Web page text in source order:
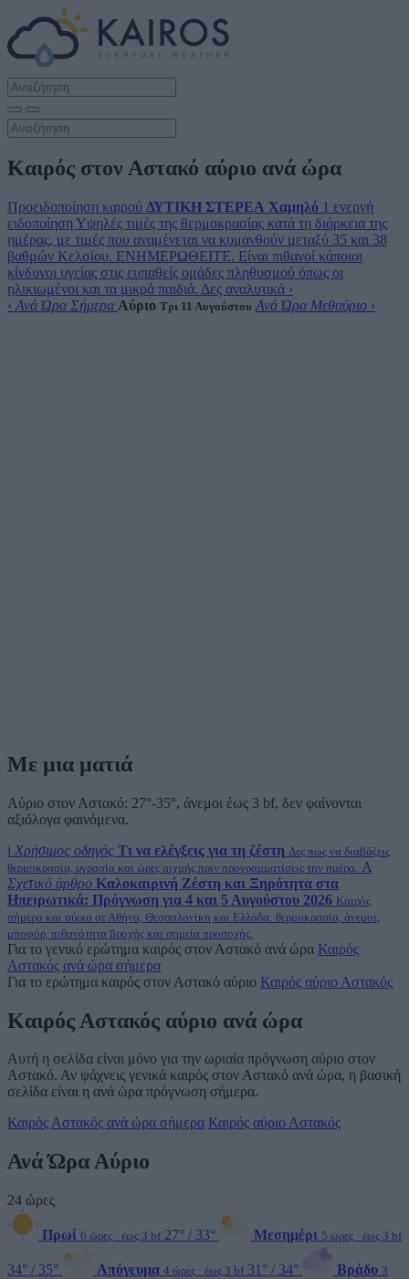
Καιρός στον Αστακό αύριο ανά ώρα
Προειδοποίηση καιρού ΔΥΤΙΚΗ ΣΤΕΡΕΑ Χαμηλό 1 ενεργή
ειδοποίηση Υψηλές τιμές της θερμοκρασίας κατά τη διάρκεια της
ημέρας, με τιμές που αναμένεται να κυμανθούν μεταξύ 35 και 38
βαθμών Κελσίου. ΕΝΗΜΕΡΩΘΕΙΤΕ. Είναι πιθανοί κάποιοι
κίνδυνοι υγείας στις ευπαθείς ομάδες πληθυσμού όπως οι
ηλικιωμένοι και τα μικρά παιδιά. Δες αναλυτικά ›
‹ Ανά Ώρα Σήμερα Αύριο Τρι 11 Αυγούστου Ανά Ώρα Μεθαύριο ›
Με μια ματιά
Αύριο στον Αστακό: 27°-35°, άνεμοι έως 3 bf, δεν φαίνονται
αξιόλογα φαινόμενα.
i Χρήσιμος οδηγός Τι να ελέγξεις για τη ζέστη Δες πώς να διαβάζεις
θερμοκρασία, υγρασία και ώρες αιχμής πριν προγραμματίσεις την ημέρα. A
Σχετικό άρθρο Καλοκαιρινή Ζέστη και Ξηρότητα στα
Ηπειρωτικά: Πρόγνωση για 4 και 5 Αυγούστου 2026 Καιρός
σήμερα και αύριο σε Αθήνα, Θεσσαλονίκη και Ελλάδα: θερμοκρασία, άνεμοι,
μποφόρ, πιθανότητα βροχής και σημεία προσοχής.
Για το γενικό ερώτημα καιρός στον Αστακό ανά ώρα Καιρός
Αστακός ανά ώρα σήμερα
Για το ερώτημα καιρός στον Αστακό αύριο Καιρός αύριο Αστακός
Καιρός Αστακός αύριο ανά ώρα
Αυτή η σελίδα είναι μόνο για την ωριαία πρόγνωση αύριο στον
Αστακό. Αν ψάχνεις γενικά καιρός στον Αστακό ανά ώρα, η βασική
σελίδα είναι η ανά ώρα πρόγνωση σήμερα.
Καιρός Αστακός ανά ώρα σήμερα Καιρός αύριο Αστακός
Ανά Ώρα Αύριο
24 ώρες
Πρωί 6 ώρες · έως 3 bf 27° / 33° Μεσημέρι 5 ώρες · έως 3 bf
34° / 35° Απόγευμα 4 ώρες · έως 3 bf 31° / 34° Βράδυ 3